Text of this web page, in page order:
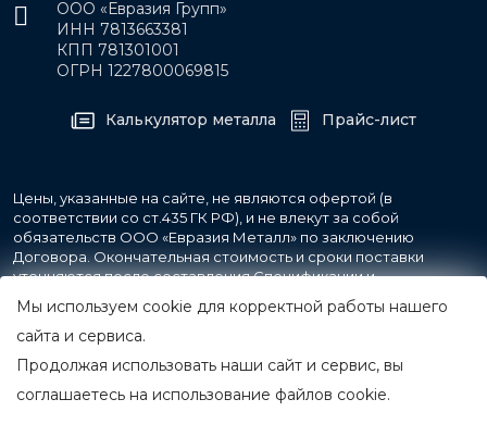
ООО «Евразия Групп»
ИНН 7813663381
КПП 781301001
ОГРН 1227800069815
Калькулятор металла Прайс-лист
Цены, указанные на сайте, не являются офертой (в
соответствии со ст.435 ГК РФ), и не влекут за собой
обязательств ООО «Евразия Металл» по заключению
Договора. Окончательная стоимость и сроки поставки
уточняются после составления Спецификации и
фиксируются в Счете на оплату, а также Спецификации на
поставку товара.
© 2007-2026 Все права защищены.
ООО «Евразия Металл»
Мы используем cookie для корректной работы нашего
сайта и сервиса.
Продолжая использовать наши сайт и сервис, вы
соглашаетесь на использование файлов cookie.